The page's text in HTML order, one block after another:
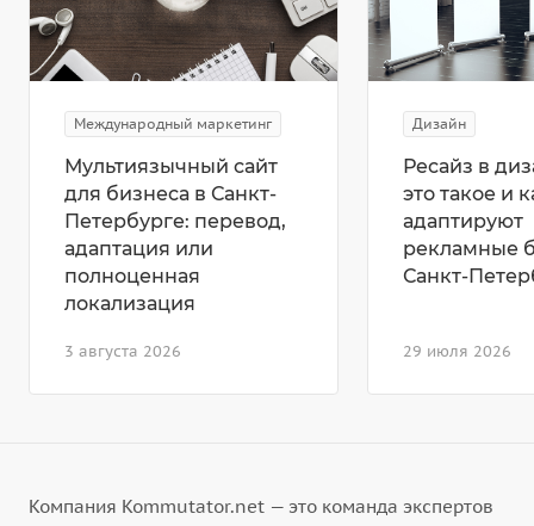
Международный маркетинг
3 августа 2026
Мультиязычный сайт
для бизнеса в Санкт-
Петербурге: перевод,
адаптация или
полноценная
локализация
Дизайн
29 июля 2026
Ресайз в
это такое и
адаптируют
рекламные
Санкт-
Компания Kommutator.net — это команда экспертов